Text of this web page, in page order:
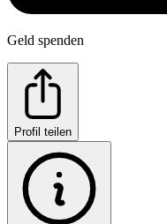
Geld spenden
Profil teilen